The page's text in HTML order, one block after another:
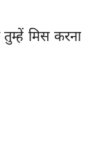
मिस करना